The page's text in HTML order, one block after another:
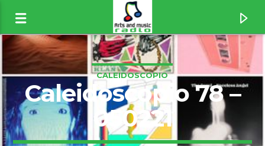
CALEIDOSCOPIO
Caleidoscopio 78 –
050221